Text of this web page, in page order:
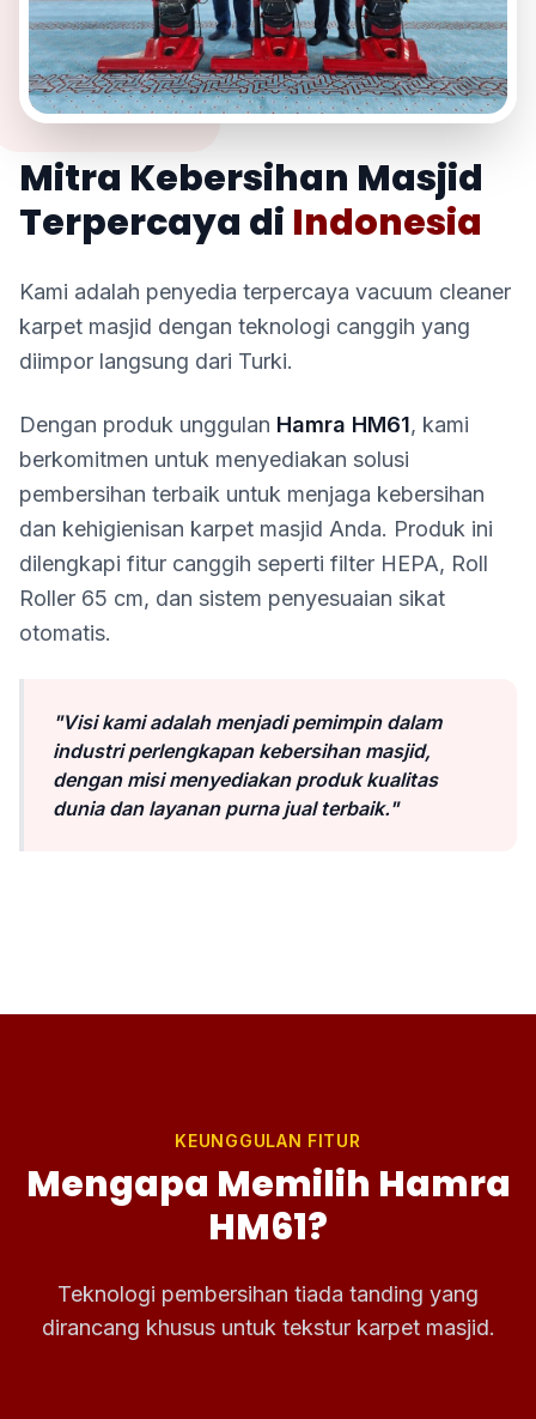
Mitra Kebersihan Masjid
Terpercaya di Indonesia
Kami adalah penyedia terpercaya vacuum cleaner
karpet masjid dengan teknologi canggih yang
diimpor langsung dari Turki.
Dengan produk unggulan Hamra HM61, kami
berkomitmen untuk menyediakan solusi
pembersihan terbaik untuk menjaga kebersihan
dan kehigienisan karpet masjid Anda. Produk ini
dilengkapi fitur canggih seperti filter HEPA, Roll
Roller 65 cm, dan sistem penyesuaian sikat
otomatis.
"Visi kami adalah menjadi pemimpin dalam
industri perlengkapan kebersihan masjid,
dengan misi menyediakan produk kualitas
dunia dan layanan purna jual terbaik."
KEUNGGULAN FITUR
Mengapa Memilih Hamra
HM61?
Teknologi pembersihan tiada tanding yang
dirancang khusus untuk tekstur karpet masjid.